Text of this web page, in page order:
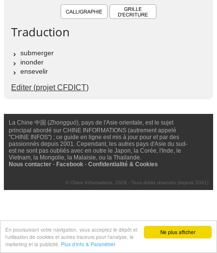
Ne plus afficher
En poursuivant votre navigation, vous acceptez le dépôt et
l'utilisation de cookies et autres traceurs pour l'analyse, le
marketing et la publicité. Plus d'info & Paramétrer
Traduction
submerger
inonder
ensevelir
Editer (projet CFDICT)
La Chine 中国 (Zhongguó), pays de l'Asie orientale, est le sujet
principal abordé sur CHINE INFORMATIONS (autrement appelé
"CHINE INFOS") ; ce guide en ligne est mis à jour pour et par des
passionnés depuis 2001. Cependant, les autres pays d'Asie du sud-
est ne sont pas oubliés avec en outre le Japon, la Corée, l'Inde, le
Vietnam, la Mongolie, la Malaisie, ou la Thailande.
Nous contacter - Facebook - Confidentialité & Cookies
© Chine Informations, 2026 - Tous droits réservés (depuis 2001)